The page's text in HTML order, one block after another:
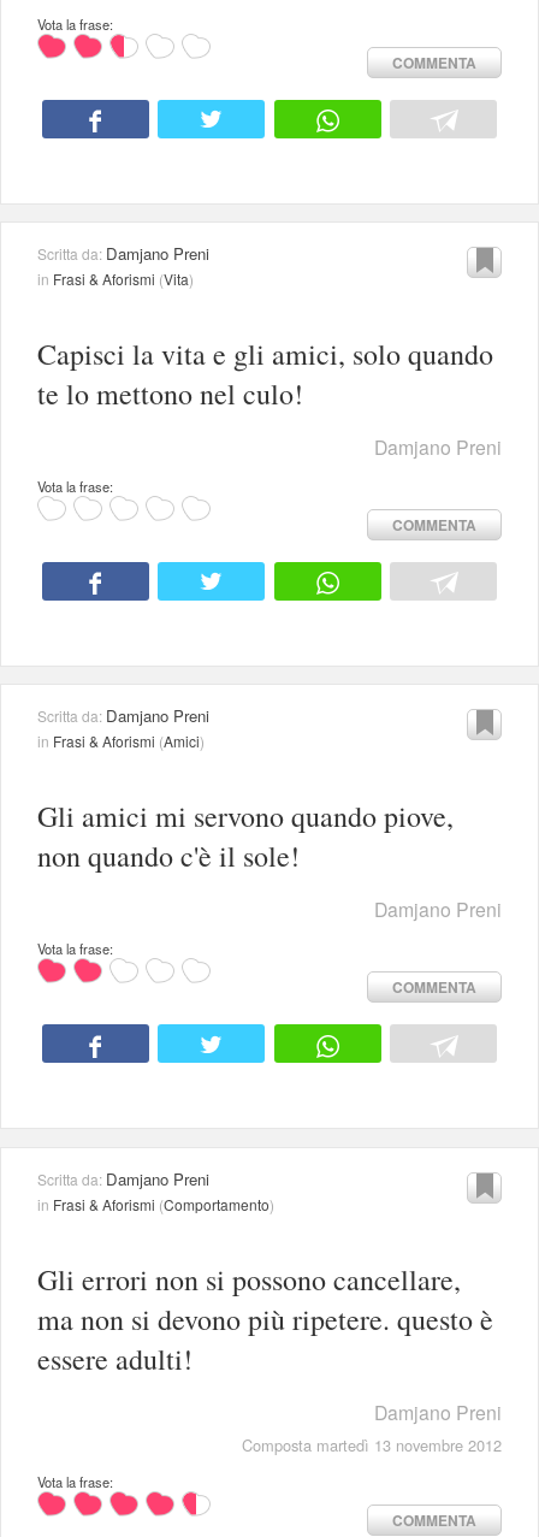
Vota la frase:
COMMENTA
Scritta da: Damjano Preni
in Frasi & Aforismi (Vita)
Capisci la vita e gli amici, solo quando
te lo mettono nel culo!
Damjano Preni
Vota la frase:
COMMENTA
Scritta da: Damjano Preni
in Frasi & Aforismi (Amici)
Gli amici mi servono quando piove,
non quando c'è il sole!
Damjano Preni
Vota la frase:
COMMENTA
Scritta da: Damjano Preni
in Frasi & Aforismi (Comportamento)
Gli errori non si possono cancellare,
ma non si devono più ripetere. questo è
essere adulti!
Damjano Preni
Composta martedì 13 novembre 2012
Vota la frase:
COMMENTA